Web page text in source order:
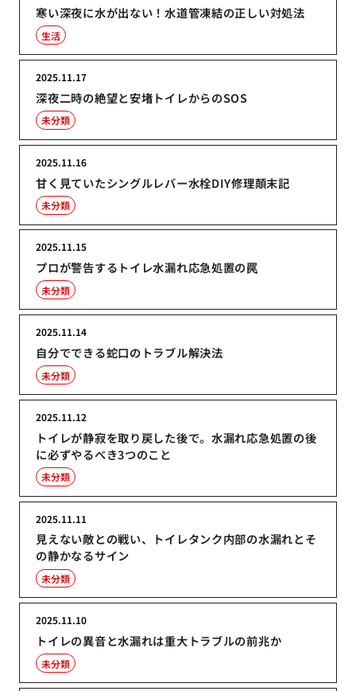
寒い深夜に水が出ない！水道管凍結の正しい対処法
生活
深夜二時の絶望と安堵トイレからのSOS
2025.11.17
未分類
甘く見ていたシングルレバー水栓DIY修理顛末記
2025.11.16
未分類
プロが警告するトイレ水漏れ応急処置の罠
2025.11.15
未分類
自分でできる蛇口のトラブル解決法
2025.11.14
未分類
トイレが静寂を取り戻した後で。水漏れ応急処置の後
に必ずやるべき3つのこと
2025.11.12
未分類
見えない敵との戦い、トイレタンク内部の水漏れとそ
の静かなるサイン
2025.11.11
未分類
トイレの異音と水漏れは重大トラブルの前兆か
2025.11.10
未分類